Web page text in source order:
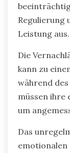
Regulierung
Leistung aus.
Die
kann zu
während
müssen ihre
um
Das
emotionalen